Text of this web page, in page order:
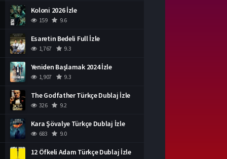
Koloni 2026 İzle
159 9.6
Esaretin Bedeli Full İzle
1,767 9.3
Yeniden Başlamak 2024 İzle
1,907 9.3
The Godfather Türkçe Dublaj İzle
326 9.2
Kara Şövalye Türkçe Dublaj İzle
683 9.0
12 Öfkeli Adam Türkçe Dublaj İzle